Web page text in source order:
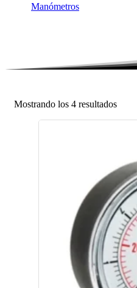
Manómetros
Mostrando los 4 resultados